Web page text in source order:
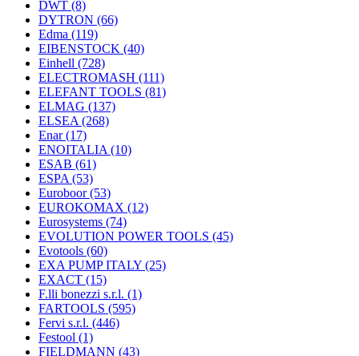
DWT (8)
DYTRON (66)
Edma (119)
EIBENSTOCK (40)
Einhell (728)
ELECTROMASH (111)
ELEFANT TOOLS (81)
ELMAG (137)
ELSEA (268)
Enar(17)
ENOITALIA (10)
ESAB (61)
ESPA (53)
Euroboor(53)
EUROKOMAX (12)
Eurosystems (74)
EVOLUTION POWER TOOLS (45)
Evotools (60)
EXA PUMP ITALY (25)
EXACT (15)
F.lli bonezzi s.r.l. (1)
FARTOOLS (595)
Fervi s.r.l. (446)
Festool (1)
FIELDMANN (43)